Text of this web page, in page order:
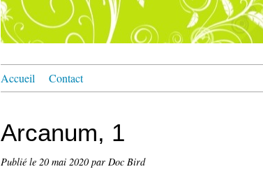
Accueil Contact
Arcanum, 1
Publié le 20 mai 2020par Doc Bird